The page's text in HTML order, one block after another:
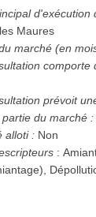
d'exécution
Maures
marché (en
comporte
prévoit
du marché :
alloti : Non
: